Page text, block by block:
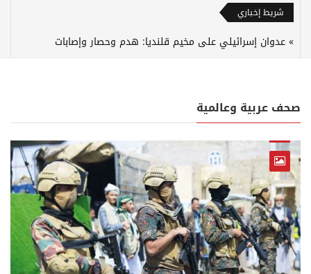
شريط إخباري
عدوان إسرائيلي على مخيم قلنديا: هدم وحصار وإصابات
صحف عربية وعالمية